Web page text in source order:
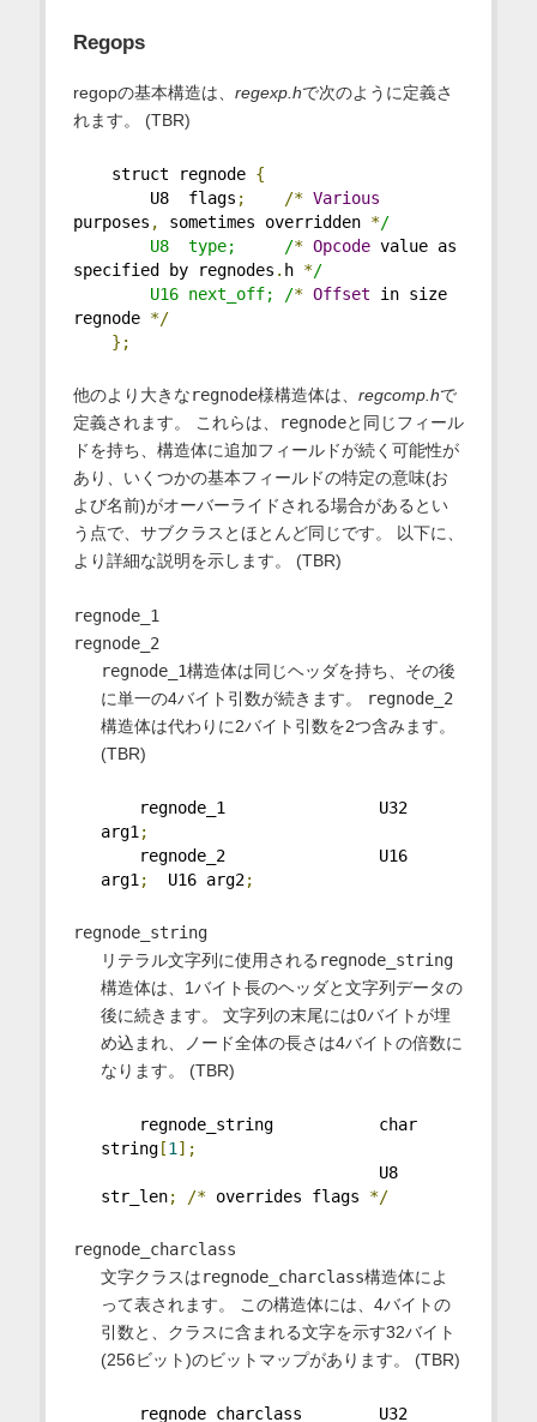
Regops
regopの基本構造は、 regexp.hで次のように定義さ
れます。 (TBR)
struct regnode {
U8  flags ; /* Various
purposes , sometimes overridden */
U8  type;     /* Opcode value as
specified by regnodes . h */
U16 next_off; /* Offset in size
regnode */
};
他のより大きなregnode様構造体は、 regcomp.hで
定義されます。 これらは、
regnodeと同じフィール
ドを持ち、構造体に追加フィールドが続く可能性が
あり、いくつかの基本フィールドの特定の意味(お
よび名前)がオーバーライドされる場合があるとい
う点で、サブクラスとほとんど同じです。 以下に、
より詳細な説明を示します。 (TBR)
regnode_1
regnode_2
regnode_1構造体は同じヘッダを持ち、その後
に単一の4バイト引数が続きます。
regnode_2
構造体は代わりに2バイト引数を2つ含みます。
(TBR)
regnode_1                U32
arg1;
regnode_2                U16
arg1; U16 arg2;
regnode_string
リテラル文字列に使用される regnode_string
構造体は、1バイト長のヘッダと文字列データの
後に続きます。 文字列の末尾には0バイトが埋
め込まれ、ノード全体の長さは4バイトの倍数に
なります。 (TBR)
regnode_string           char
string[1];
U8
str_len; /* overrides flags */
regnode_charclass
文字クラスはregnode_charclass構造体によ
って表されます。 この構造体には、4バイトの
引数と、クラスに含まれる文字を示す32バイト
(256ビット)のビットマップがあります。 (TBR)
regnode_charclass        U32